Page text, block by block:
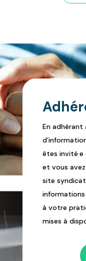
En adhérant
êtes
et vous
site
à votre
mises à